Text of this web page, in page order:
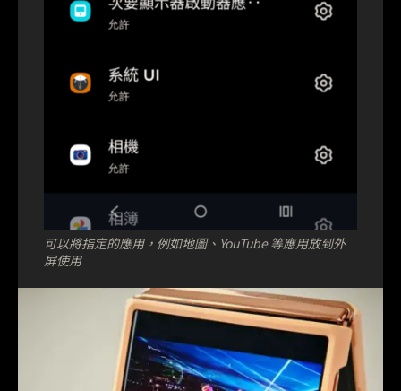
可以將指定的應用，例如地圖、YouTube 等應用放到外
屏使用